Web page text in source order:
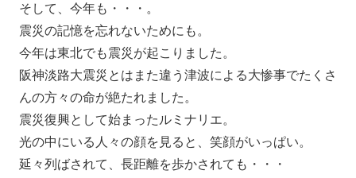
そして、今年も・・・。
震災の記憶を忘れないためにも。
今年は東北でも震災が起こりました。
阪神淡路大震災とはまた違う津波による大惨事でたくさ
んの方々の命が絶たれました。
震災復興として始まったルミナリエ。
光の中にいる人々の顔を見ると、笑顔がいっぱい。
延々列ばされて、長距離を歩かされても・・・